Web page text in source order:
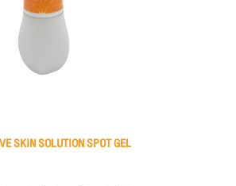
SKIN SOLUTION SPOT GEL